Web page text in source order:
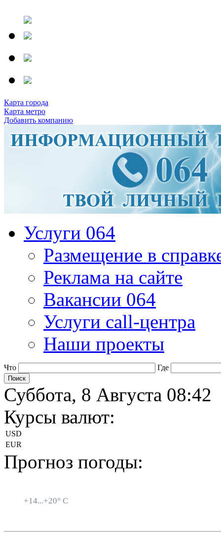
Карта города
Карта метро
Добавить компанию
Услуги 064
Размещение в
Реклама на сайте
Вакансии 064
Услуги call-центра
Наши проекты
Что Где
Суббота, 8 Августа 08:42
Курсы валют:
USD
EUR
Прогноз погоды:
+14...+20° C